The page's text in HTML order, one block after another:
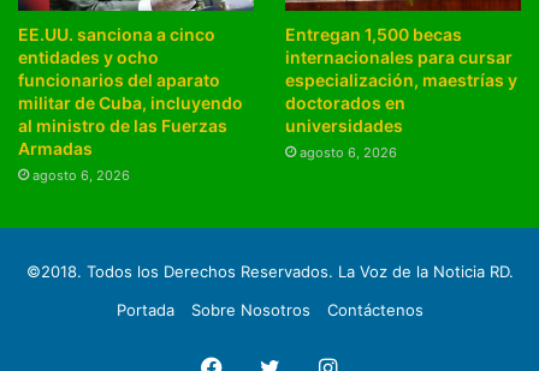
EE.UU. sanciona a cinco
entidades y ocho
funcionarios del aparato
militar de Cuba, incluyendo
al ministro de las Fuerzas
Armadas
agosto 6, 2026
Entregan 1,500 becas
internacionales para cursar
especialización, maestrías y
doctorados en
universidades
agosto 6, 2026
©2018. Todos los Derechos Reservados. La Voz de la Noticia RD.
Portada
Sobre Nosotros Contáctenos